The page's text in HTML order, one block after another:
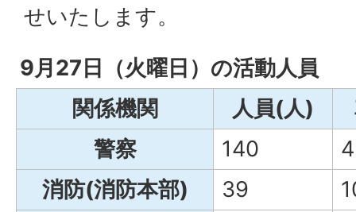
せいたします。
9月27日（火曜日）の活動人員
関係機関
人員(人)
警察
140
消防(消防本部)
39